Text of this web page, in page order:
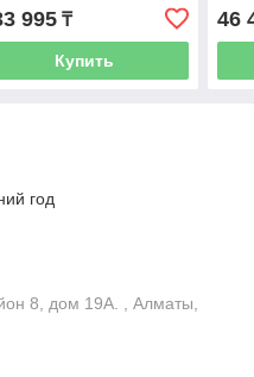
995₸
Купить
46
год
8, дом 19А. , Алматы,